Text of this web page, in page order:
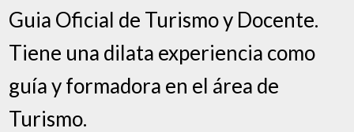
Guia Oficial de Turismo y Docente.
Tiene una dilata experiencia como
guía y formadora en el área de
Turismo.